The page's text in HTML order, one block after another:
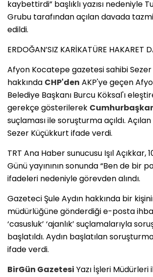
kaybettirdi” başlıklı yazısı nedeniyle
Grubu tarafından açılan davada
edildi.
ERDOĞAN’SIZ KARİKATÜRE HAKARET
Afyon Kocatepe gazetesi sahibi
hakkında CHP'den AKP'ye geçen
Belediye Başkanı Burcu Köksal'ı
gerekçe gösterilerek
suçlaması ile soruşturma açıldı.
Sezer Küçükkurt ifade verdi.
TRT Ana Haber sunucusu Işıl Açıkkar,
Günü yayınının sonunda “Ben de bir
ifadeleri nedeniyle görevden alındı.
Gazeteci Şule Aydın hakkında bir
müdürlüğüne gönderdiği e-posta
‘casusluk’ ‘ajanlık’ suçlamalarıyla
başlatıldı. Aydın başlatılan
ifade verdi.
BirGün Gazetesi Yazı İşleri Müdürleri